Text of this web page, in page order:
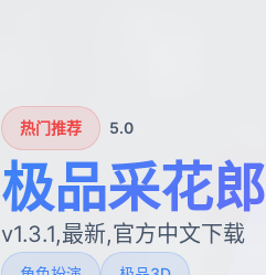
热门推荐 5.0
极品采花郎
v1.3.1,最新,官方中文下载